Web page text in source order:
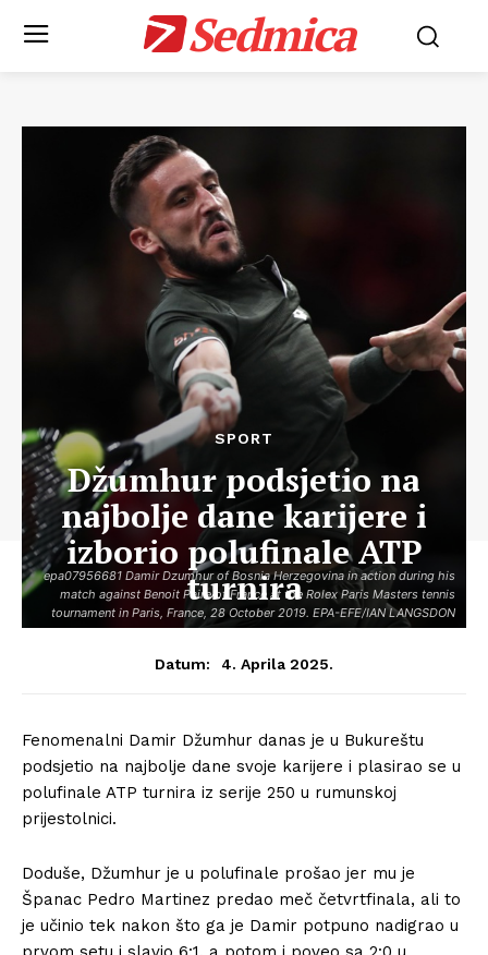
Sedmica
epa07956681 Damir Dzumhur of Bosnia Herzegovina in action during his
match against Benoit Paire of France at the Rolex Paris Masters tennis
tournament in Paris, France, 28 October 2019. EPA-EFE/IAN LANGSDON
SPORT
Džumhur podsjetio na
najbolje dane karijere i
izborio polufinale ATP
turnira
Datum: 4. Aprila 2025.
Fenomenalni Damir Džumhur danas je u Bukureštu
podsjetio na najbolje dane svoje karijere i plasirao se u
polufinale ATP turnira iz serije 250 u rumunskoj
prijestolnici.
Doduše, Džumhur je u polufinale prošao jer mu je
Španac Pedro Martinez predao meč četvrtfinala, ali to
je učinio tek nakon što ga je Damir potpuno nadigrao u